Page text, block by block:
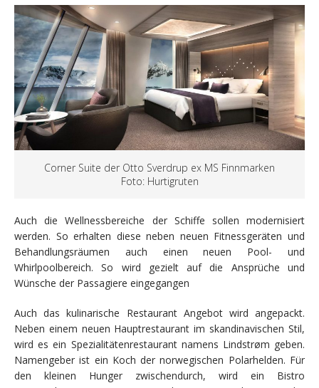
Corner Suite der Otto Sverdrup ex MS Finnmarken
Foto: Hurtigruten
Auch die Wellnessbereiche der Schiffe sollen modernisiert
werden. So erhalten diese neben neuen Fitnessgeräten und
Behandlungsräumen auch einen neuen Pool- und
Whirlpoolbereich. So wird gezielt auf die Ansprüche und
Wünsche der Passagiere eingegangen
Auch das kulinarische Restaurant Angebot wird angepackt.
Neben einem neuen Hauptrestaurant im skandinavischen Stil,
wird es ein Spezialitätenrestaurant namens Lindstrøm geben.
Namengeber ist ein Koch der norwegischen Polarhelden. Für
den kleinen Hunger zwischendurch, wird ein Bistro